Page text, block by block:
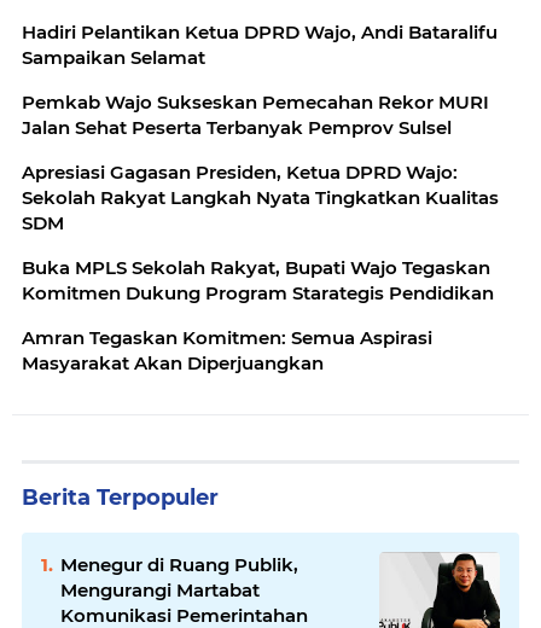
Hadiri Pelantikan Ketua DPRD Wajo, Andi Bataralifu
Sampaikan Selamat
Pemkab Wajo Sukseskan Pemecahan Rekor MURI
Jalan Sehat Peserta Terbanyak Pemprov Sulsel
Apresiasi Gagasan Presiden, Ketua DPRD Wajo:
Sekolah Rakyat Langkah Nyata Tingkatkan Kualitas
SDM
Buka MPLS Sekolah Rakyat, Bupati Wajo Tegaskan
Komitmen Dukung Program Starategis Pendidikan
Amran Tegaskan Komitmen: Semua Aspirasi
Masyarakat Akan Diperjuangkan
Berita Terpopuler
Menegur di Ruang Publik,
Mengurangi Martabat
Komunikasi Pemerintahan